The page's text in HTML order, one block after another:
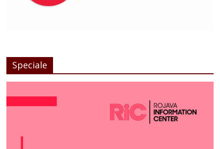
Speciale